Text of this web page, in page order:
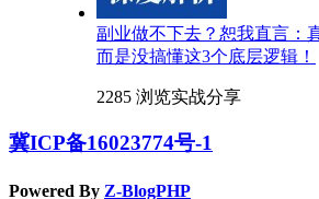
副业做不下去？恕我直言：
而是没搞懂这3个底层逻辑！
2285 浏览实战分享
冀ICP备16023774号-1
Powered By Z-BlogPHP